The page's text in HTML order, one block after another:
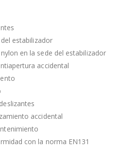
estabilizador
en la sede del estabilizador
accidental
accidental
con la norma EN131